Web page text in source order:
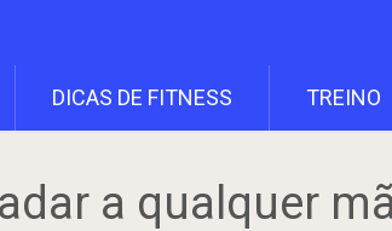
DICAS DE FITNESS TREINO
a qualquer